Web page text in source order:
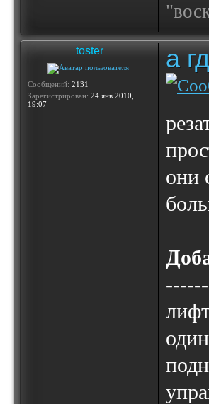
toster
Сообщений: 2131
Зарегистрирован: 24 янв 2010,
19:07
а
они